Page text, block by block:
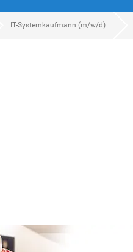
IT-Systemkaufmann (m/w/d)